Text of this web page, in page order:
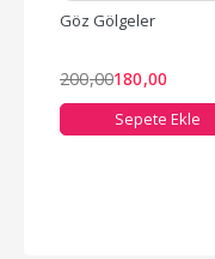
Göz Gölgeler
200,00180,00
Sepete Ekle